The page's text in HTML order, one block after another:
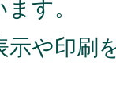
す。
示や印刷